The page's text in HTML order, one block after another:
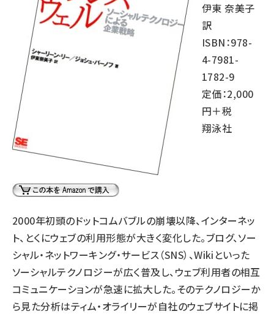
伊東 奈美子
訳
ISBN：978-
4-7981-
1782-9
定価：2,000
円＋税
翔泳社
2000年初頭のドットコムバブルの崩壊以降、インターネッ
ト、とくにウェブの利用形態が大きく変化した。ブログ、ソー
シャル・ネットワーキング・サービス（SNS）、Wikiといった
ソーシャルテクノロジーが広く普及し、ウェブ利用者の相互
コミュニケーションが急速に拡大した。そのテクノロジーか
ら見た分析はティム・オライリーが自社のウェブサイトに掲